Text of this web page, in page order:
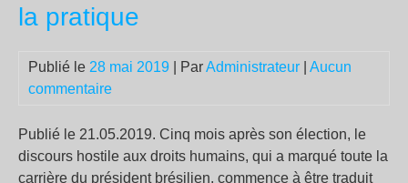
la pratique
Publié le 28 mai 2019 | ParAdministrateur
Aucun
commentaire
Publié le 21.05.2019. Cinq mois après son élection, le
discours hostile aux droits humains, qui a marqué toute la
carrière du président brésilien, commence à être traduit